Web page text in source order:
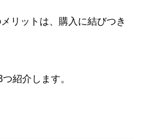
リットは、購入に結びつき
紹介します。